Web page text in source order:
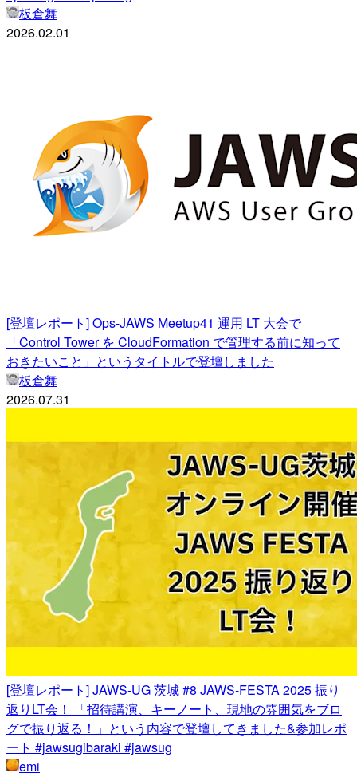
板倉舞
2026.02.01
[登壇レポート] Ops-JAWS Meetup41 運用 LT 大会で
「Control Tower を CloudFormation で管理する前に知って
おきたいこと」というタイトルで登壇しました
板倉舞
2026.07.31
[登壇レポート] JAWS-UG 茨城 #8 JAWS-FESTA 2025 振り
返りLT会！ 「招待講演、キーノート、現地の雰囲気をブロ
グで振り返る！」という内容で登壇してきました&参加レポ
ート #jawsugibaraki #jawsug
emi